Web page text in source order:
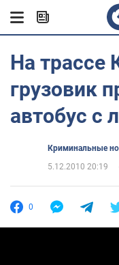
На трассе
грузовик
автобус с
Криминальные
5.12.2010 20:19
0